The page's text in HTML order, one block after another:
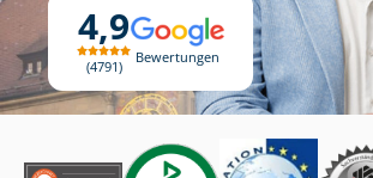
4,9
4791
Bewertungen